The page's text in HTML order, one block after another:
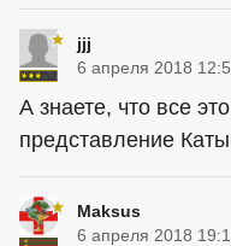
jjj
6 апреля 2018
А знаете, что все
представление
Maksus
6 апреля 2018